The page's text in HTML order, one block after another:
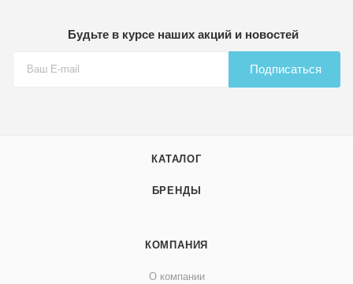
Будьте в курсе наших акций и новостей
Подписаться
КАТАЛОГ
БРЕНДЫ
КОМПАНИЯ
О компании